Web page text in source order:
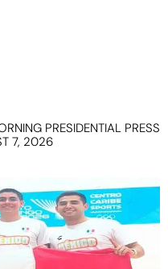
PRESIDENTIAL PRESS
7, 2026